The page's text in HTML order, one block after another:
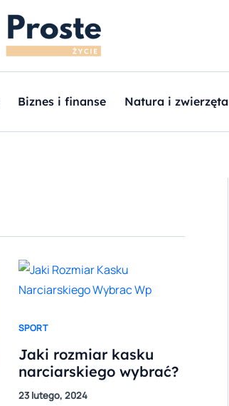
Biznes i finanse Natura i zwierzęta
SPORT
Jaki rozmiar kasku
narciarskiego wybrać?
23 lutego, 2024